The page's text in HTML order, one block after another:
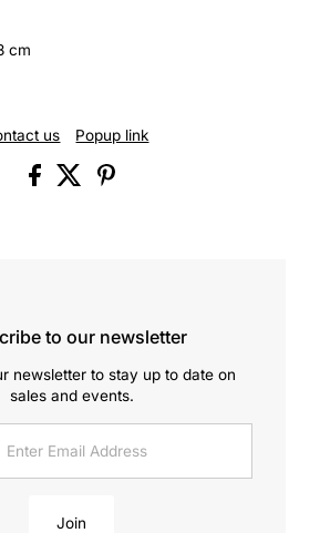
cm
us Popup link
to our newsletter
newsletter to stay up to date on
sales and events.
Join